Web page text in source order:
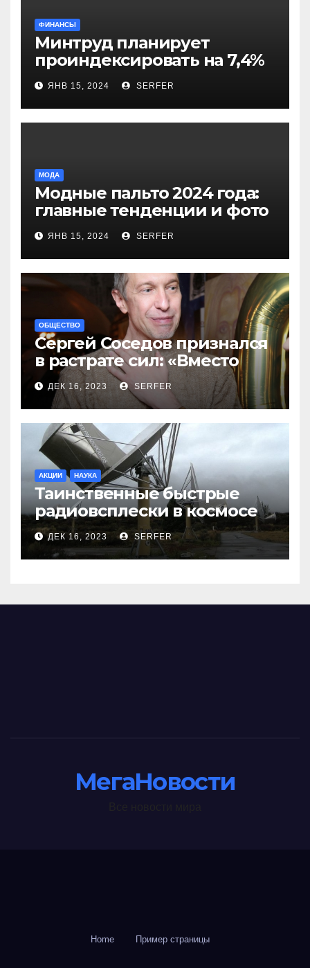
ФИНАНСЫ
Минтруд планирует
проиндексировать на 7,4%
более 40 выплат и
компенсаций
ЯНВ 15, 2024 SERFER
МОДА
Модные пальто 2024 года:
главные тенденции и фото
новинок
ЯНВ 15, 2024 SERFER
ОБЩЕСТВО
Сергей Соседов признался
в растрате сил: «Вместо
меня взяли Пригожина»
ДЕК 16, 2023 SERFER
АКЦИИ НАУКА
Таинственные быстрые
радиовсплески в космосе
сделались все более
странными
ДЕК 16, 2023 SERFER
МегаНовости
Home Пример страницы